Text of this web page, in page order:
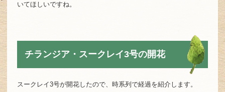
いてほしいですね。
チランジア・スークレイ3号の開花
スークレイ3号が開花したので、時系列で経過を紹介します。